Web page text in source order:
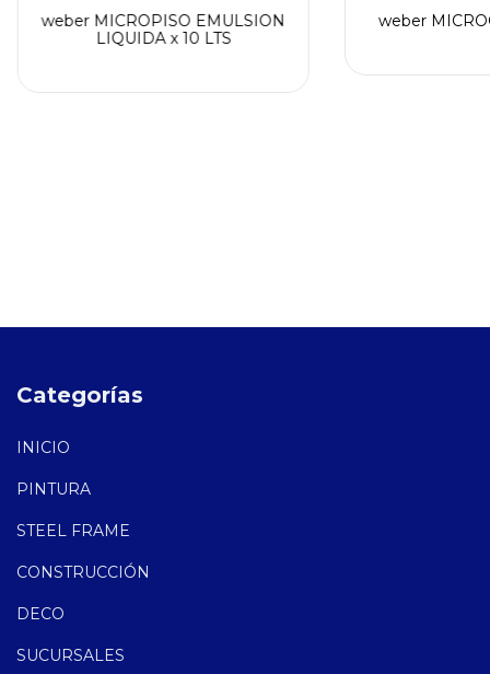
weber MICROPISO EMULSION
LIQUIDA x 10 LTS
weber
Categorías
INICIO
PINTURA
STEEL FRAME
CONSTRUCCIÓN
DECO
SUCURSALES